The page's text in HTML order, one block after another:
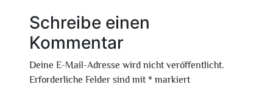
Schreibe einen
Kommentar
Deine E-Mail-Adresse wird nicht veröffentlicht.
Erforderliche Felder sind mit * markiert